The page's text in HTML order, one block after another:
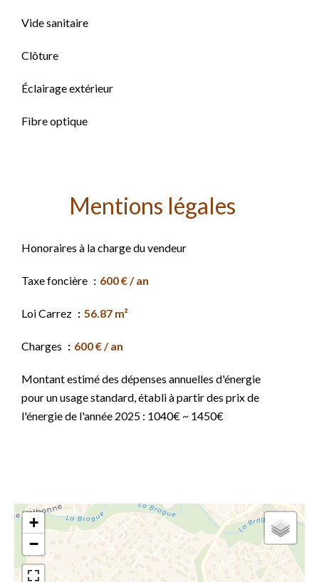
Vide sanitaire
Clôture
Éclairage extérieur
Fibre optique
Mentions légales
Honoraires à la charge du vendeur
Taxe foncière 600 € / an
Loi Carrez 56.87 m²
Charges 600 € / an
Montant estimé des dépenses annuelles d'énergie
pour un usage standard, établi à partir des prix de
l'énergie de l'année 2025 : 1040€ ~ 1450€
+
−